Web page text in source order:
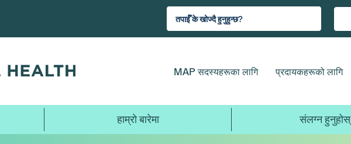
MAP सदस्यहरूका लागि प्रदायकहरूको लागि
हाम्रो बारेमा संलग्न हुनुहोस्